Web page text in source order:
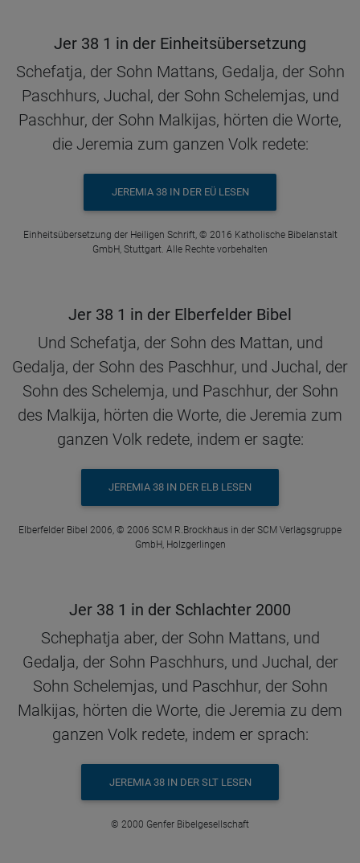
Jer 38 1 in der Einheitsübersetzung
Schefatja, der Sohn Mattans, Gedalja, der Sohn
Paschhurs, Juchal, der Sohn Schelemjas, und
Paschhur, der Sohn Malkijas, hörten die Worte,
die Jeremia zum ganzen Volk redete:
JEREMIA 38 IN DER EÜ LESEN
Einheitsübersetzung der Heiligen Schrift, © 2016 Katholische Bibelanstalt
GmbH, Stuttgart. Alle Rechte vorbehalten
Jer 38 1 in der Elberfelder Bibel
Und Schefatja, der Sohn des Mattan, und
Gedalja, der Sohn des Paschhur, und Juchal, der
Sohn des Schelemja, und Paschhur, der Sohn
des Malkija, hörten die Worte, die Jeremia zum
ganzen Volk redete, indem er sagte:
JEREMIA 38 IN DER ELB LESEN
Elberfelder Bibel 2006, © 2006 SCM R.Brockhaus in der SCM Verlagsgruppe
GmbH, Holzgerlingen
Jer 38 1 in der Schlachter 2000
Schephatja aber, der Sohn Mattans, und
Gedalja, der Sohn Paschhurs, und Juchal, der
Sohn Schelemjas, und Paschhur, der Sohn
Malkijas, hörten die Worte, die Jeremia zu dem
ganzen Volk redete, indem er sprach:
JEREMIA 38 IN DER SLT LESEN
© 2000 Genfer Bibelgesellschaft